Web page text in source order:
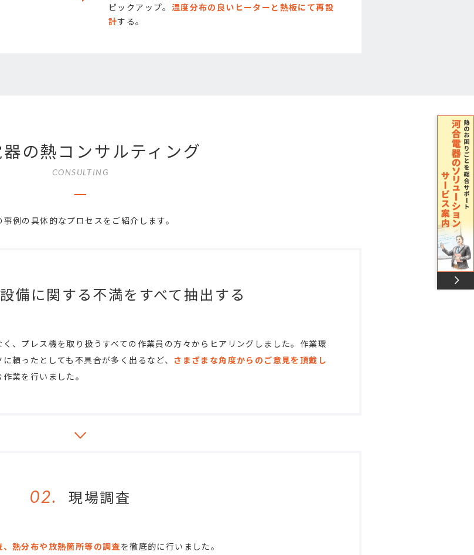
ピックアップ。 温度分布の良いヒーターと熱板にて再設
計する。
の熱コンサルティング
CONSULTING
事例の具体的なプロセスをご紹介します。
備に関する不満をすべて抽出する
、プレス機を取り扱うすべての作業員の方々からヒアリングしました。作業環
頼ったとしても不具合が多く出るなど、 さまざまな角度からのご意見を頂戴し
業を行いました。
02. 現場調査
、熱分布や放熱箇所等の調査を徹底的に行いました。